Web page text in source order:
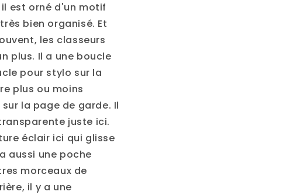
est orné d'un motif
bien organisé. Et
les classeurs
plus. Il a une boucle
pour stylo sur la
plus ou moins
la page de garde. Il
juste ici.
éclair ici qui glisse
aussi une poche
morceaux de
il y a une